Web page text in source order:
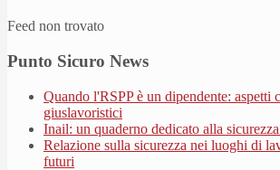
Feed non trovato
Punto Sicuro News
Quando l'RSPP è un dipendente: aspetti
giuslavoristici
Inail: un quaderno dedicato alla
Relazione sulla sicurezza nei luoghi di
futuri